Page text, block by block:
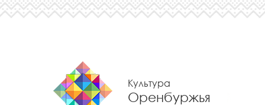
Культура
Оренбуржья